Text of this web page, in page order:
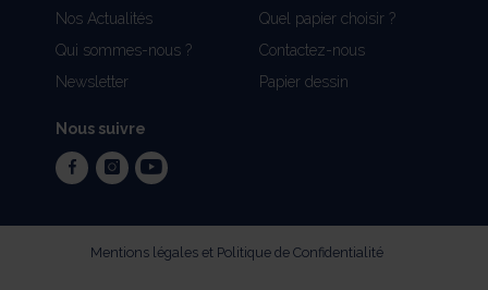
Nos Actualités
Qui sommes-nous ?
Newsletter
Quel papier choisir ?
Contactez-nous
Papier dessin
Nous suivre
facebookinstagram
youtube
Mentions légales et Politique de Confidentialité